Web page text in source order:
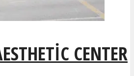
CENTER